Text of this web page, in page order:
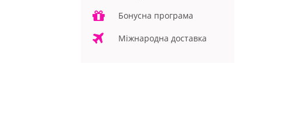
Бонусна програма
Міжнародна доставка